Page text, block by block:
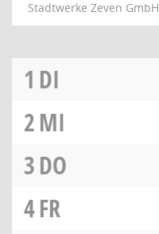
Stadtwerke Zeven GmbH
1 DI
2MI
3DO
4FR